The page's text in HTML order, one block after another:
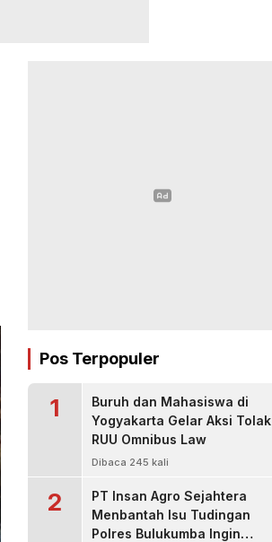
Pos Terpopuler
1
Buruh dan Mahasiswa di
Yogyakarta Gelar Aksi Tolak
RUU Omnibus Law
Dibaca 245 kali
2
PT Insan Agro Sejahtera
Menbantah Isu Tudingan
Polres Bulukumba Ingin